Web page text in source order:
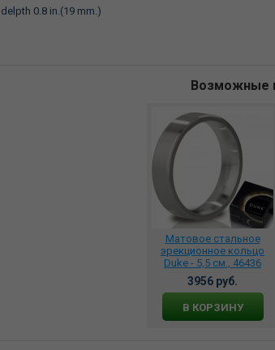
delpth 0.8 in.(19 mm.)
Возможные
Матовое стальное
эрекционное кольцо
Duke - 5,5 см., 46436
3956 руб.
В КОРЗИНУ